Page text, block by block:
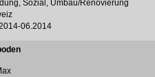
Sozial, Umbau/Renovierung
06.2014